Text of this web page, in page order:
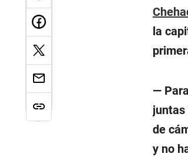
la
—
juntas
de
y no